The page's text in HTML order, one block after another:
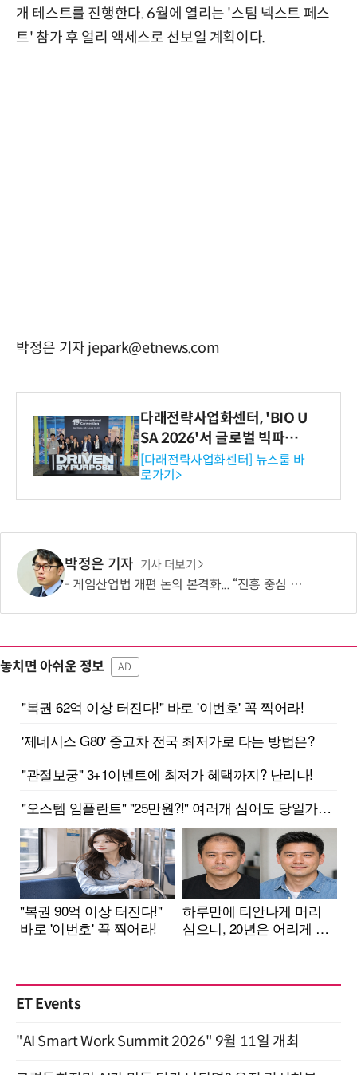
개 테스트를 진행한다. 6월에 열리는 '스팀 넥스트 페스
트' 참가 후 얼리 액세스로 선보일 계획이다.
박정은 기자 jepark@etnews.com
다래전략사업화센터, 'BIO U
SA 2026'서 글로벌 빅파마
와의 비즈니스 미팅 지원…K
-바이오 해외 진출 교두보 확
보
[다래전략사업화센터] 뉴스룸 바
로가기>
박정은 기자 기사 더보기
게임산업법 개편 논의 본격화... “진흥 중심 전환 속 세부 보완 필요”
놓치면 아쉬운 정보 AD
ET Events
"AI Smart Work Summit 2026" 9월 11일 개최